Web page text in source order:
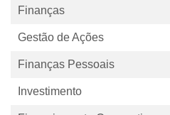
Finanças
Gestão de Ações
Finanças Pessoais
Investimento